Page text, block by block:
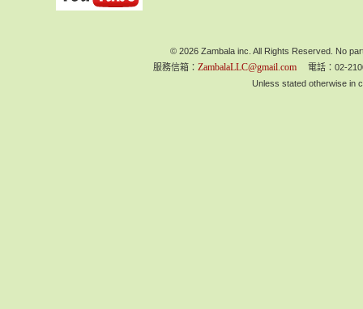
© 2026 Zambala inc. All Rights Reserved. No
服務信箱： ZambalaLLC@gmail.com 電話：02-
Unless stated otherwise